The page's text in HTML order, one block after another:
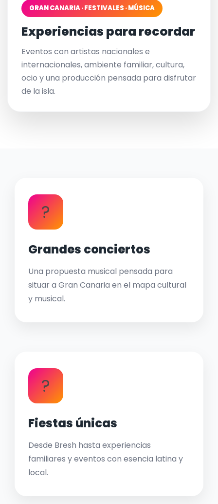
GRAN CANARIA · FESTIVALES · MÚSICA
Experiencias para recordar
Eventos con artistas nacionales e
internacionales, ambiente familiar, cultura,
ocio y una producción pensada para disfrutar
de la isla.
?
Grandes conciertos
Una propuesta musical pensada para
situar a Gran Canaria en el mapa cultural
y musical.
?
Fiestas únicas
Desde Bresh hasta experiencias
familiares y eventos con esencia latina y
local.